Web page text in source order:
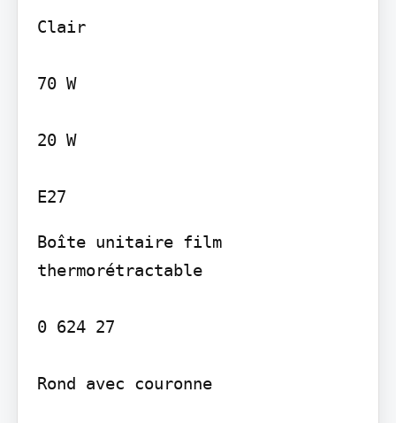
Clair
70 W
20 W
Boîte unitaire film
thermorétractable
0 624 27
Rond avec couronne